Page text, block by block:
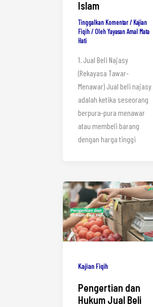
Islam
Tinggalkan Komentar/ Kajian
Fiqih/ OlehYayasan Amal Mata
Hati
1. Jual Beli Najasy
(Rekayasa Tawar-
Menawar) Jual beli najasy
adalah ketika seseorang
berpura-pura menawar
atau membeli barang
dengan harga tinggi
Kajian Fiqih
Pengertian dan
Hukum Jual Beli